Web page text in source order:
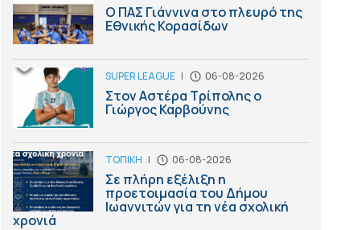
Ο ΠΑΣ Γιάννινα στο πλευρό της
Εθνικής Κορασίδων
SUPER LEAGUE | 06-08-2026
Στον Αστέρα Τρίπολης ο
Γιώργος Καρβούνης
ΤΟΠΙΚΗ | 06-08-2026
Σε πλήρη εξέλιξη η
προετοιμασία του Δήμου
Ιωαννιτών για τη νέα σχολική
χρονιά